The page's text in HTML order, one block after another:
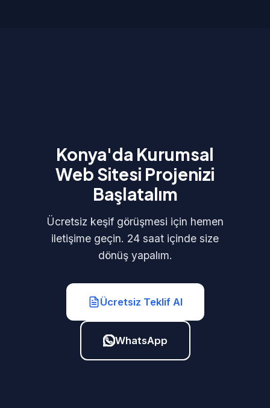
Konya'da Kurumsal
Web Sitesi Projenizi
Başlatalım
Ücretsiz keşif görüşmesi için hemen
iletişime geçin. 24 saat içinde size
dönüş yapalım.
Ücretsiz Teklif Al
WhatsApp